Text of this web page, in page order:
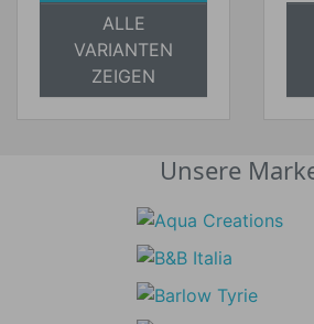
ALLE
VARIANTEN
ZEIGEN
Unsere